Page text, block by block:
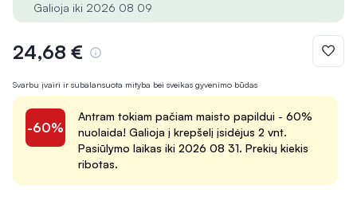
Svarbu įvairi ir subalansuota mityba bei sveikas gyvenimo būdas
-60%
Antram tokiam pačiam maisto papildui - 60%
nuolaida! Galioja į krepšelį įsidėjus 2 vnt.
Pasiūlymo laikas iki 2026 08 31. Prekių kiekis
ribotas.
Galioja iki 2026 08 09
24,68 €